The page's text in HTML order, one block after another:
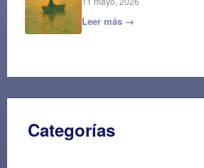
Leer más →
Categorías